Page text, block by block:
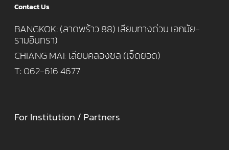
Contact Us
BANGKOK: (ลาดพร้าว 88) เลียบทางด่วน เอกมัย-
รามอินทรา)
CHIANG MAI: เลียบคลองชล (เจ็ดยอด)
T: 062-616 4677
For Institution / Partners